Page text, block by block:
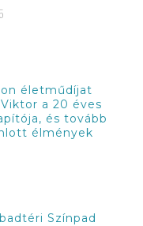
életműdíjat
a 20 éves
és tovább
élmények
Színpad